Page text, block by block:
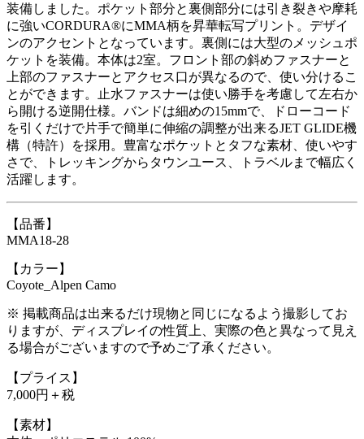
装備しました。ポケット部分と裏側部分には引き裂きや摩耗
に強いCORDURA®にMMA柄を昇華転写プリント。デザイ
ンのアクセントとなっています。裏側には大型のメッシュポ
ケットを装備。本体は2室。フロント部の斜めファスナーと
上部のファスナーとアクセス口が異なるので、使い分けるこ
とができます。止水ファスナーは使い勝手を考慮して左右か
ら開ける逆開仕様。バンドは細めの15mmで、ドローコード
を引くだけで片手で簡単に伸縮の調整が出来るJET GLIDE機
構（特許）を採用。豊富なポケットとタフな素材、使いやす
さで、トレッキングからタウンユース、トラベルまで幅広く
活躍します。
【品番】
MMA18-28
【カラー】
Coyote_Alpen Camo
※ 掲載商品は出来るだけ現物と同じになるよう撮影してお
りますが、ディスプレイの性質上、実際の色と異なって見え
る場合がございますので予めご了承ください。
【プライス】
7,000円＋税
【素材】